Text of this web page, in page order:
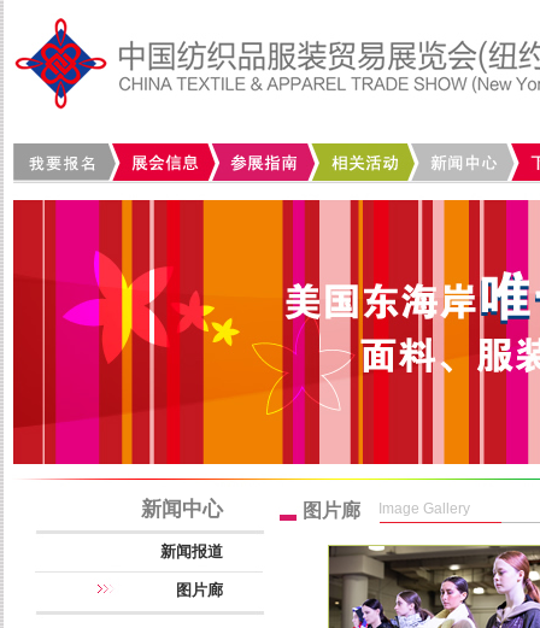
新闻中心
新闻报道
图片廊
图片廊 Image Gallery